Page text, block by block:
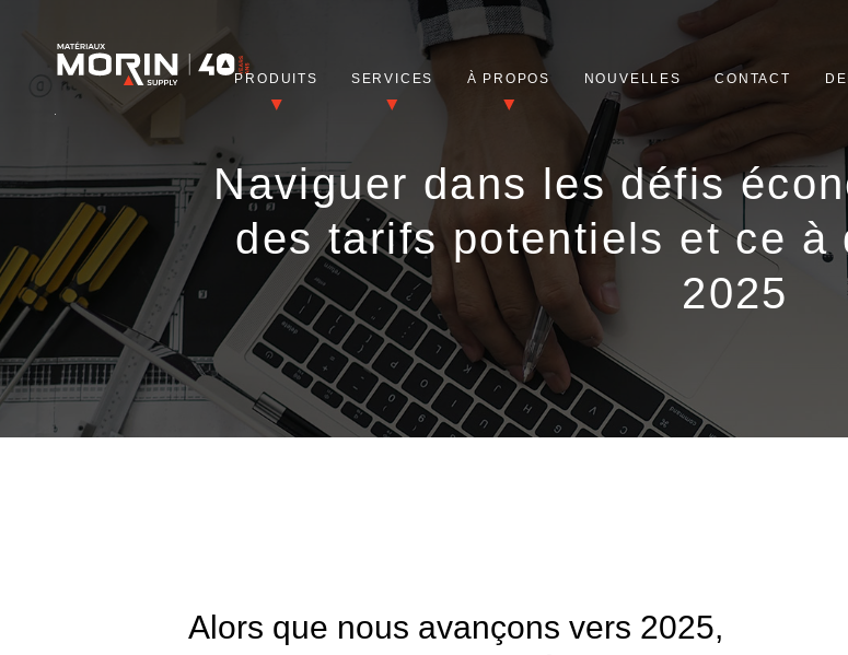
PRODUITS SERVICES À PROPOS NOUVELLES CONTACT
Naviguer dans les défis
des tarifs potentiels et ce à
2025
Alors que nous avançons vers 2025,